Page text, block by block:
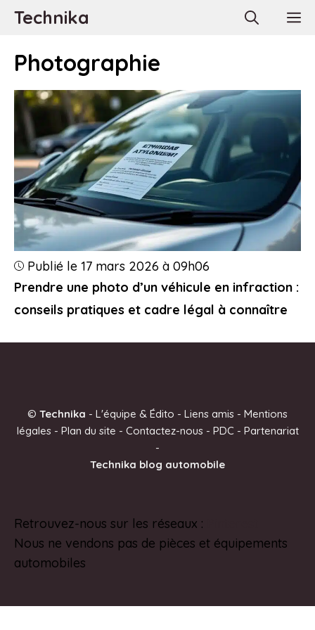
AllerTechnika
Photographie
Prendre une photo d’un véhicule en infraction :
conseils pratiques et cadre légal à connaître
Publié le 17 mars 2026 à 09h06
© Technika - L'équipe & Édito - Liens amis - Mentions
légales- Plan du site - Contactez-nous- PDC - Partenariat
-
Technika blog automobile
Retrouvez-nous sur les réseaux :
Nous ne vendons pas de pièces et équipements
automobiles